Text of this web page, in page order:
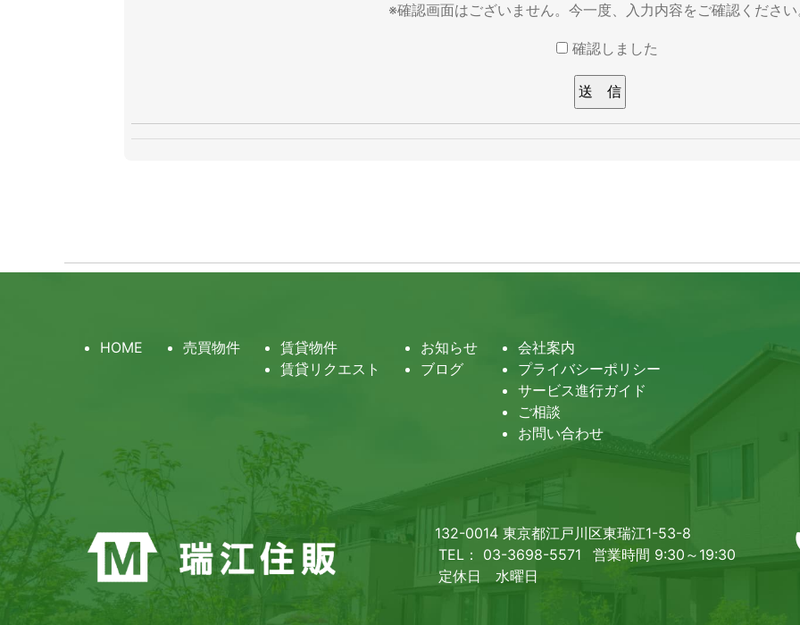
※確認画面はございません。今一度、入力内容をご確認ください
確認しました
HOME 売買物件
賃貸物件
賃貸リクエスト
お知らせ
ブログ
会社案内
プライバシーポリシー
サービス進行ガイド
ご相談
お問い合わせ
132-0014 東京都江戸川区東瑞江1-53-8
TEL： 03-3698-5571
営業時間 9:30～19:30
定休日 水曜日